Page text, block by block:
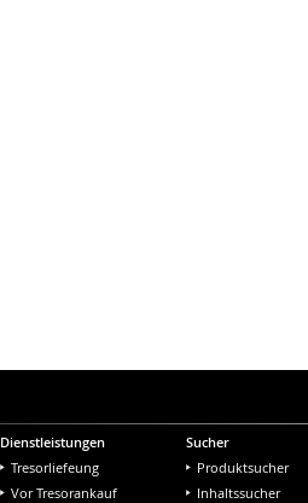
Dienstleistungen
Tresorliefeung
Vor Tresorankauf
Sucher
Produktsucher
Inhaltssucher